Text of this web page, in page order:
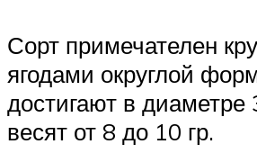
Сорт примечателен
ягодами округлой
достигают в диаметре
весят от 8 до 10 гр.